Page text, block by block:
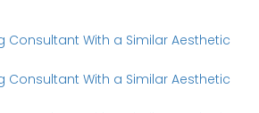
Consultant With a Similar Aesthetic
Consultant With a Similar Aesthetic